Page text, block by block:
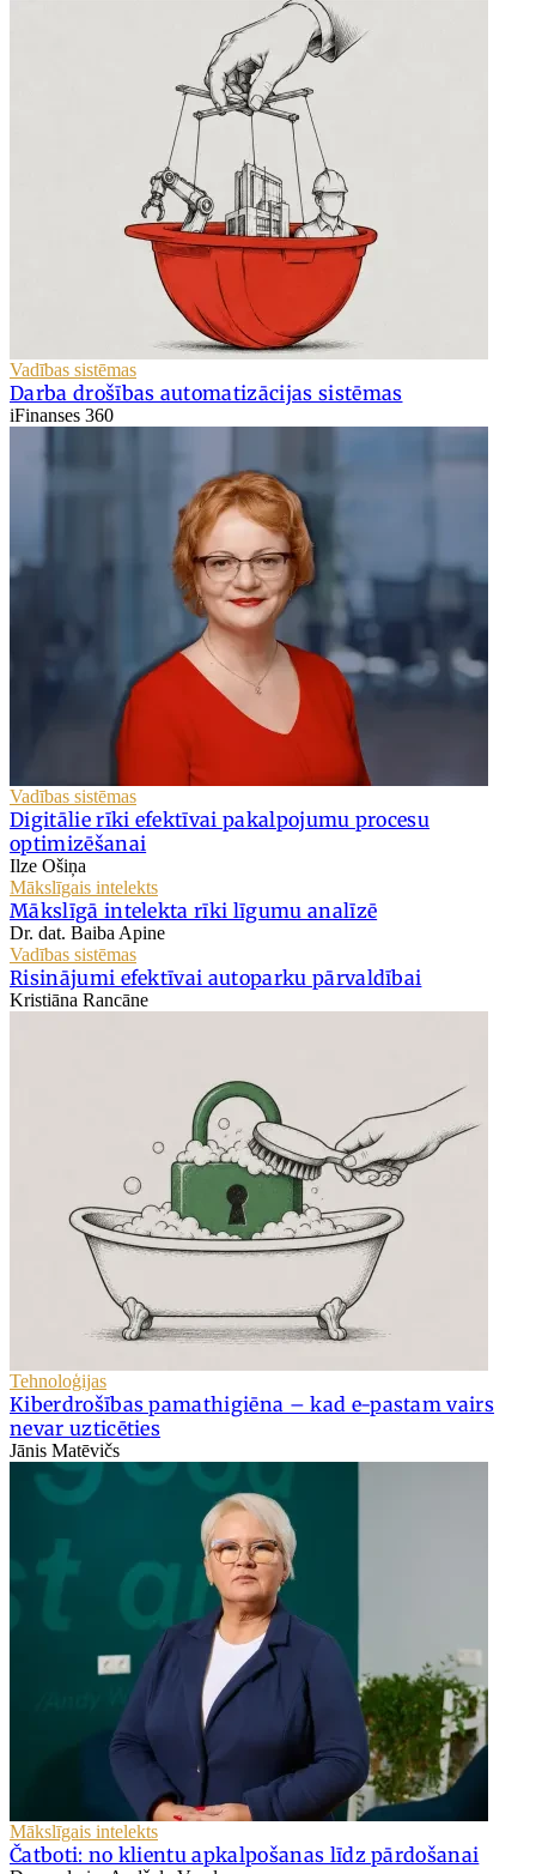
Vadības sistēmas
Darba drošības automatizācijas sistēmas
iFinanses 360
Vadības sistēmas
Digitālie rīki efektīvai pakalpojumu procesu
optimizēšanai
Ilze Ošiņa
Mākslīgais intelekts
Mākslīgā intelekta rīki līgumu analīzē
Dr. dat. Baiba Apine
Vadības sistēmas
Risinājumi efektīvai autoparku pārvaldībai
Kristiāna Rancāne
Tehnoloģijas
Kiberdrošības pamathigiēna – kad e-pastam vairs
nevar uzticēties
Jānis Matēvičs
Mākslīgais intelekts
Čatboti: no klientu apkalpošanas līdz pārdošanai